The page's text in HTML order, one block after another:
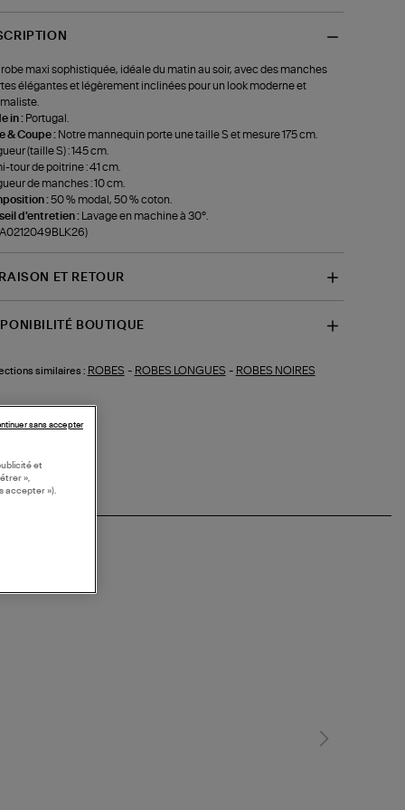
robe maxi sophistiquée, idéale du matin au soir, avec des manches
élégantes et légèrement inclinées pour un look moderne et
in : Portugal.
& Coupe : Notre mannequin porte une taille S et mesure 175 cm.
(taille S) : 145 cm.
tour de poitrine : 41 cm.
de manches : 10 cm.
:50 % modal, 50 % coton.
d'entretien :
Lavage en machine à 30°.
ET RETOUR
BOUTIQUE
similaires : ROBES - ROBES LONGUES - ROBES NOIRES
et
»,
accepter »).
sans accepter